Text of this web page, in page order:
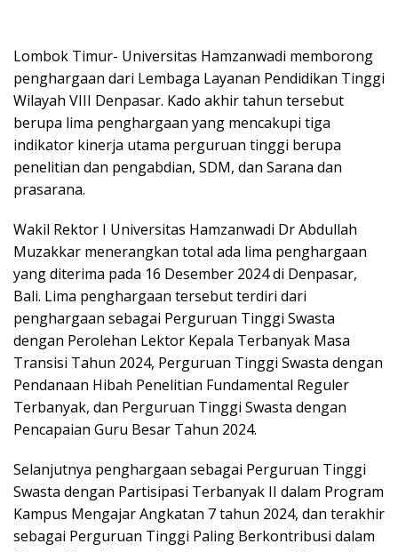
Lombok Timur- Universitas Hamzanwadi memborong
penghargaan dari Lembaga Layanan Pendidikan Tinggi
Wilayah VIII Denpasar. Kado akhir tahun tersebut
berupa lima penghargaan yang mencakupi tiga
indikator kinerja utama perguruan tinggi berupa
penelitian dan pengabdian, SDM, dan Sarana dan
prasarana.
Wakil Rektor I Universitas Hamzanwadi Dr Abdullah
Muzakkar menerangkan total ada lima penghargaan
yang diterima pada 16 Desember 2024 di Denpasar,
Bali. Lima penghargaan tersebut terdiri dari
penghargaan sebagai Perguruan Tinggi Swasta
dengan Perolehan Lektor Kepala Terbanyak Masa
Transisi Tahun 2024, Perguruan Tinggi Swasta dengan
Pendanaan Hibah Penelitian Fundamental Reguler
Terbanyak, dan Perguruan Tinggi Swasta dengan
Pencapaian Guru Besar Tahun 2024.
Selanjutnya penghargaan sebagai Perguruan Tinggi
Swasta dengan Partisipasi Terbanyak II dalam Program
Kampus Mengajar Angkatan 7 tahun 2024, dan terakhir
sebagai Perguruan Tinggi Paling Berkontribusi dalam